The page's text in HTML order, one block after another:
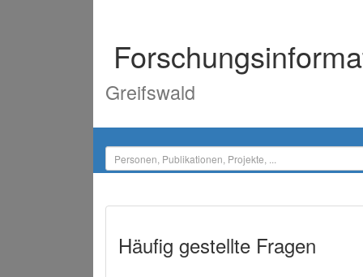
Greifswald
Häufig gestellte Fragen